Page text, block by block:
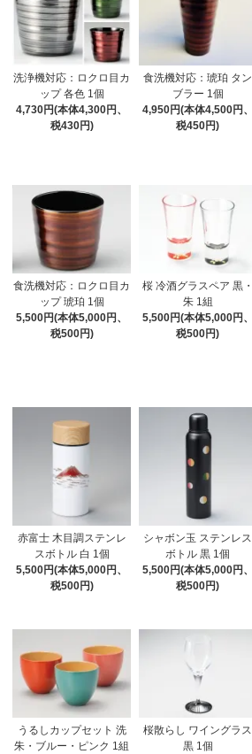
洗浄機対応：ロクロ目カ
ップ 各色 1個
4,730円(本体4,300円、
税430円)
食洗機対応：琥珀 タン
ブラー 1個
4,950円(本体4,500円、
税450円)
食洗機対応：ロクロ目カ
ップ 琥珀 1個
5,500円(本体5,000円、
税500円)
桜 冷酒グラスペア 黒・
朱 1組
5,500円(本体5,000円、
税500円)
赤富士 木目調ステンレ
スボトル 白 1個
5,500円(本体5,000円、
税500円)
シャボン玉 ステンレス
ボトル 黒 1個
5,500円(本体5,000円、
税500円)
うるしカップセット 洗
朱・ブルー・ピンク 1組
桜散らし ワイングラス
黒 1個